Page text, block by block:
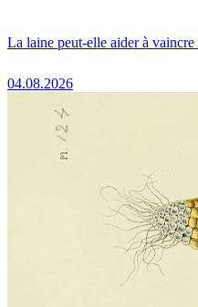
La laine peut-elle aider à
04.08.2026